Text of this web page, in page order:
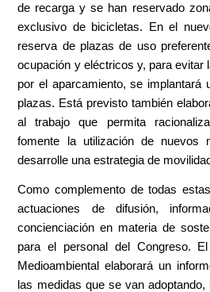
de recarga y se han reservado
exclusivo de bicicletas. En el
reserva de plazas de uso
ocupación y eléctricos y, para evitar
por el aparcamiento, se implantará
plazas. Está previsto también
al trabajo que permita
fomente la utilización de nuevos
desarrolle una estrategia de
Como complemento de todas
actuaciones de difusión,
concienciación en materia de
para el personal del Congreso.
Medioambiental elaborará un
las medidas que se van